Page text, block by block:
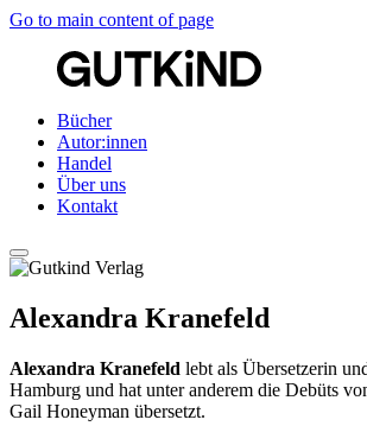
Go to main content of page
Bücher
Autor:innen
Handel
Über uns
Kontakt
Alexandra Kranefeld
Alexandra Kranefeld lebt als Übersetzerin
Hamburg und hat unter anderem die Debüts
Gail Honeyman übersetzt.